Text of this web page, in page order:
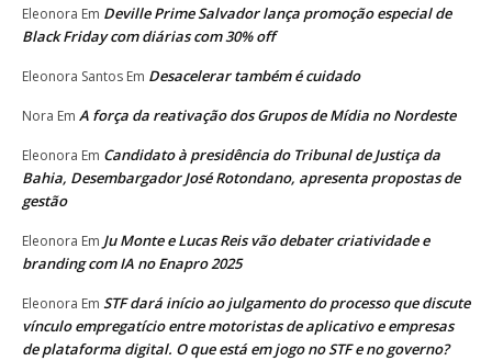
Eleonora Em Deville Prime Salvador lança promoção especial de
Black Friday com diárias com 30% off
Eleonora Santos Em Desacelerar também é cuidado
Nora Em A força da reativação dos Grupos de Mídia no Nordeste
Eleonora Em Candidato à presidência do Tribunal de Justiça da
Bahia, Desembargador José Rotondano, apresenta propostas de
gestão
Eleonora Em Ju Monte e Lucas Reis vão debater criatividade e
branding com IA no Enapro 2025
Eleonora Em STF dará início ao julgamento do processo que discute
vínculo empregatício entre motoristas de aplicativo e empresas
de plataforma digital. O que está em jogo no STF e no governo?